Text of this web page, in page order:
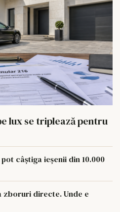
lux se triplează pentru
câștiga ieșenii din 10.000
zboruri directe. Unde e